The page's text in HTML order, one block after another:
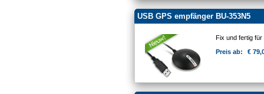
USB GPS empfänger BU-353N5
Fix und fertig
Preis ab:
€